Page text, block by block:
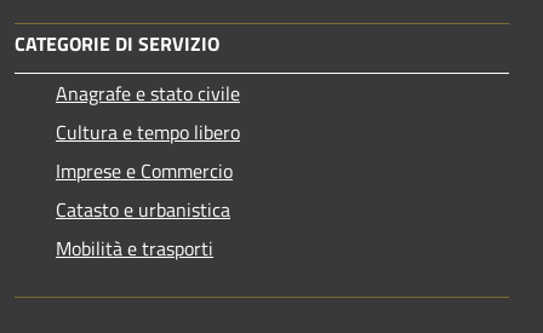
CATEGORIE DI SERVIZIO
Anagrafe e stato civile
Cultura e tempo libero
Imprese e Commercio
Catasto e urbanistica
Mobilità e trasporti